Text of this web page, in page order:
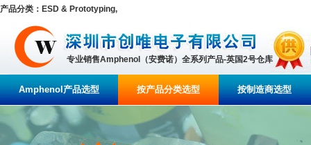
产品分类：ESD & Prototyping,
专业销售Amphenol（安费诺）全系列产品-英国2号仓库
Amphenol产品选型 按产品分类选型 按制造商选型